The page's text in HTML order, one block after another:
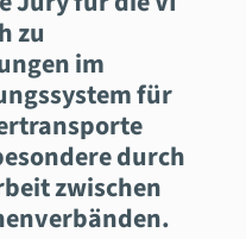
zu
im
für
durch
zwischen